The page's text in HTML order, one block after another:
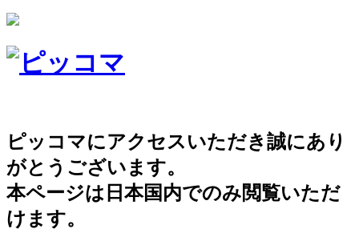
ピッコマにアクセスいただき誠にあり
がとうございます。
本ページは日本国内でのみ閲覧いただ
けます。